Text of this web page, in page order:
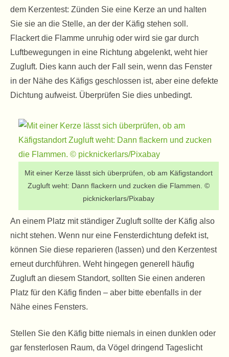
dem Kerzentest: Zünden Sie eine Kerze an und halten
Sie sie an die Stelle, an der der Käfig stehen soll.
Flackert die Flamme unruhig oder wird sie gar durch
Luftbewegungen in eine Richtung abgelenkt, weht hier
Zugluft. Dies kann auch der Fall sein, wenn das Fenster
in der Nähe des Käfigs geschlossen ist, aber eine defekte
Dichtung aufweist. Überprüfen Sie dies unbedingt.
Mit einer Kerze lässt sich überprüfen, ob am Käfigstandort
Zugluft weht: Dann flackern und zucken die Flammen. ©
picknickerlars/Pixabay
An einem Platz mit ständiger Zugluft sollte der Käfig also
nicht stehen. Wenn nur eine Fensterdichtung defekt ist,
können Sie diese reparieren (lassen) und den Kerzentest
erneut durchführen. Weht hingegen generell häufig
Zugluft an diesem Standort, sollten Sie einen anderen
Platz für den Käfig finden – aber bitte ebenfalls in der
Nähe eines Fensters.
Stellen Sie den Käfig bitte niemals in einen dunklen oder
gar fensterlosen Raum, da Vögel dringend Tageslicht